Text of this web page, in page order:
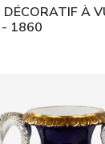
DÉCORATIF À
- 1860